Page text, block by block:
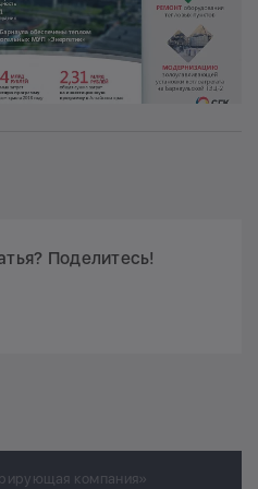
Поделитесь!
компания»